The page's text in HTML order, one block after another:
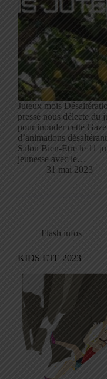
Juteux mois
pressé nous délecte du
pour inonder cette
d’animations
Salon Bien-Etre le 11
jeunesse avec le…
31 mai 2023
Flash infos
KIDS ETE 2023